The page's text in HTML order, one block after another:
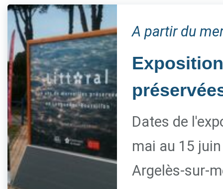
A partir du
Dates de
mai au 15
Argelès-sur-